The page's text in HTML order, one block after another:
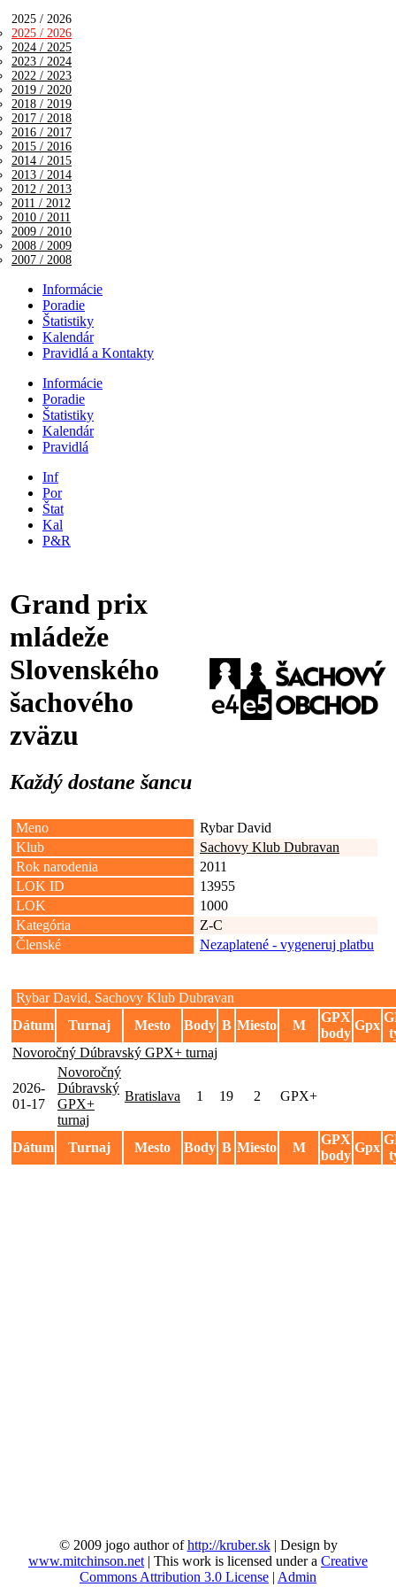
2025 / 2026
2025 / 2026
2024 / 2025
2023 / 2024
2022 / 2023
2019 / 2020
2018 / 2019
2017 / 2018
2016 / 2017
2015 / 2016
2014 / 2015
2013 / 2014
2012 / 2013
2011 / 2012
2010 / 2011
2009 / 2010
2008 / 2009
2007 / 2008
Informácie
Poradie
Štatistiky
Kalendár
Pravidlá a Kontakty
Informácie
Poradie
Štatistiky
Kalendár
Pravidlá
Inf
Por
Štat
Kal
P&R
Grand prix
mládeže
Slovenského
šachového
zväzu
Každý dostane šancu
Meno
Rybar David
Klub
Sachovy Klub Dubravan
Rok narodenia
2011
LOK ID
13955
LOK
1000
Kategória
Z-C
Členské
Nezaplatené - vygeneruj platbu
Rybar David, Sachovy Klub Dubravan
Dátum
Turnaj Mesto Body B Miesto M
GPX
body
Gpx
Novoročný Dúbravský GPX+ turnaj
2026-
01-17
Novoročný
Dúbravský
GPX+
turnaj
Bratislava 1 19 2 GPX+
Dátum Turnaj Mesto Body B Miesto M
GPX
body
Gpx
© 2009 jogo author ofhttp://kruber.sk| Design by
www.mitchinson.net | This work is licensed under a Creative
Commons Attribution 3.0 License | Admin